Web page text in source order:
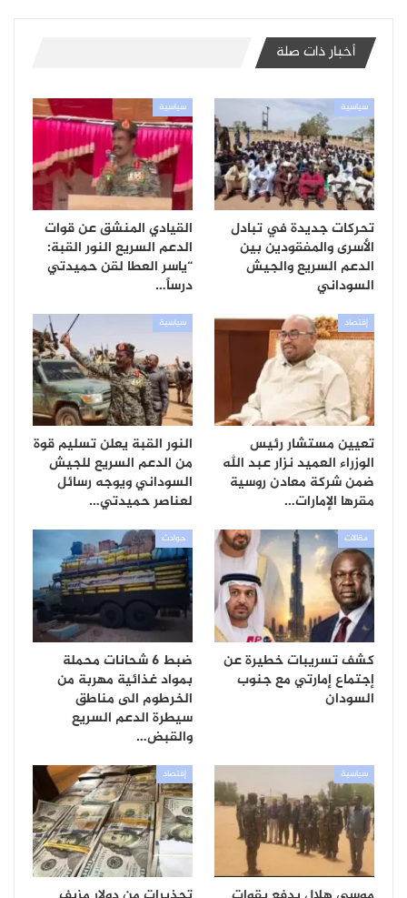
أخبار ذات صلة
سياسية
تحركات جديدة في تبادل
الأسرى والمفقودين بين
الدعم السريع والجيش
السوداني
سياسية
القيادي المنشق عن قوات
الدعم السريع النور القبة:
“ياسر العطا لقن حميدتي
درساً…
إقتصاد
تعيين مستشار رئيس
الوزراء العميد نزار عبد الله
ضمن شركة معادن روسية
مقرها الإمارات…
سياسية
النور القبة يعلن تسليم قوة
من الدعم السريع للجيش
السوداني ويوجه رسائل
لعناصر حميدتي…
مقالات
كشف تسريبات خطيرة عن
إجتماع إمارتي مع جنوب
السودان
حوادث
ضبط 6 شحانات محملة
بمواد غذائية مهربة من
الخرطوم الى مناطق
سيطرة الدعم السريع
والقبض…
سياسية إقتصاد